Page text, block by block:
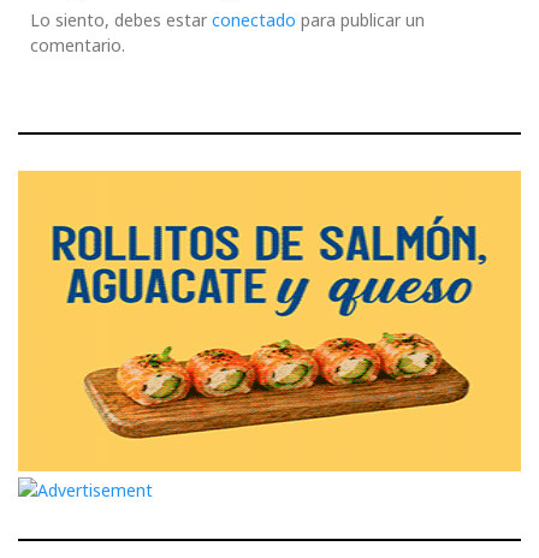
Lo siento, debes estar conectado para publicar un
comentario.